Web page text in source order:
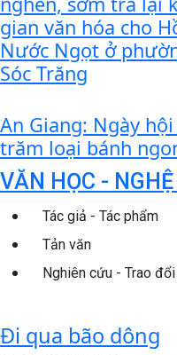
gian văn hóa cho
Nước Ngọt ở
Sóc Trăng
An Giang: Ngày
trăm loại bánh
VĂN HỌC -
Tác giả - Tác phẩm
Tản văn
Nghiên cứu - Trao đổi
Đi qua bão dông